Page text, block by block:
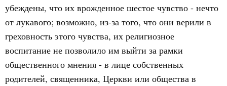
убеждены, что их врожденное шестое чувство - нечто
от лукавого; возможно, из-за того, что они верили в
греховность этого чувства, их религиозное
воспитание не позволило им выйти за рамки
общественного мнения - в лице собственных
родителей, священника, Церкви или общества в